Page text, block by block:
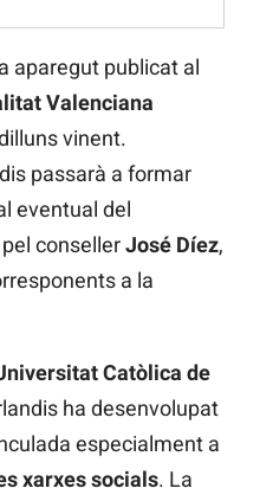
aparegut publicat al
Valenciana
vinent.
passarà a formar
eventual del
consellerJosé Díez,
a la
Catòlica de
ha desenvolupat
especialment a
xarxes socials. La